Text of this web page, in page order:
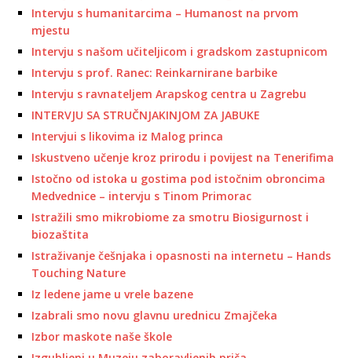
Intervju s humanitarcima – Humanost na prvom
mjestu
Intervju s našom učiteljicom i gradskom zastupnicom
Intervju s prof. Ranec: Reinkarnirane barbike
Intervju s ravnateljem Arapskog centra u Zagrebu
INTERVJU SA STRUČNJAKINJOM ZA JABUKE
Intervjui s likovima iz Malog princa
Iskustveno učenje kroz prirodu i povijest na Tenerifima
Istočno od istoka u gostima pod istočnim obroncima
Medvednice – intervju s Tinom Primorac
Istražili smo mikrobiome za smotru Biosigurnost i
biozaštita
Istraživanje češnjaka i opasnosti na internetu – Hands
Touching Nature
Iz ledene jame u vrele bazene
Izabrali smo novu glavnu urednicu Zmajčeka
Izbor maskote naše škole